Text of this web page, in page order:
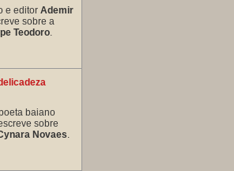
e editor Ademir
sobre a
Teodoro
baiano
sobre
Novaes